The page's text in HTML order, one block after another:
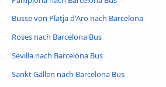
Busse von Platja d'Aro nach Barcelona
Roses nach Barcelona Bus
Sevilla nach Barcelona Bus
Sankt Gallen nach Barcelona Bus